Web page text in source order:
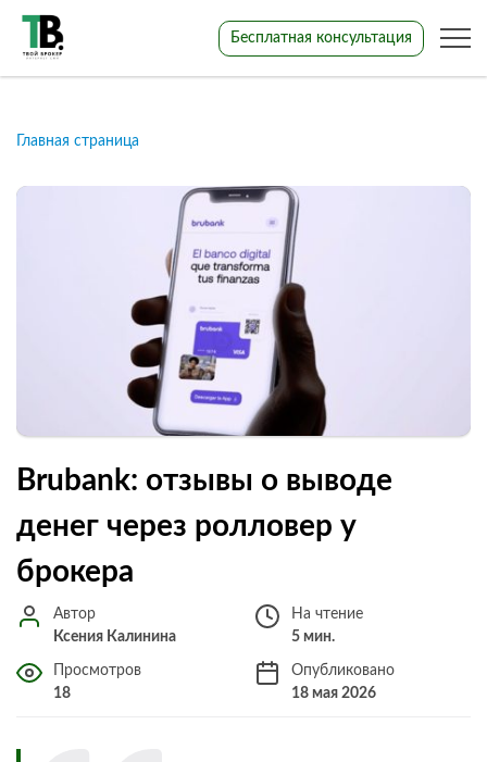
Бесплатная консультация
Главная страница
Brubank: отзывы о выводе
денег через ролловер у
брокера
Автор
Ксения Калинина
На чтение
5 мин.
Просмотров
18
Опубликовано
18 мая 2026